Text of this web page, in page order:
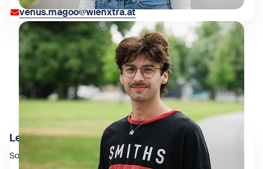
venus.magoo@wienxtra.at
Leo Martinusic
Social Media